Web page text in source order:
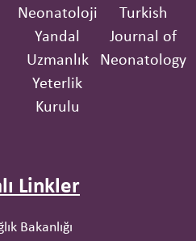
Neonatoloji
Yandal
Uzmanlık
Yeterlik
Kurulu
Turkish
Journal of
Neonatology
Linkler
Bakanlığı